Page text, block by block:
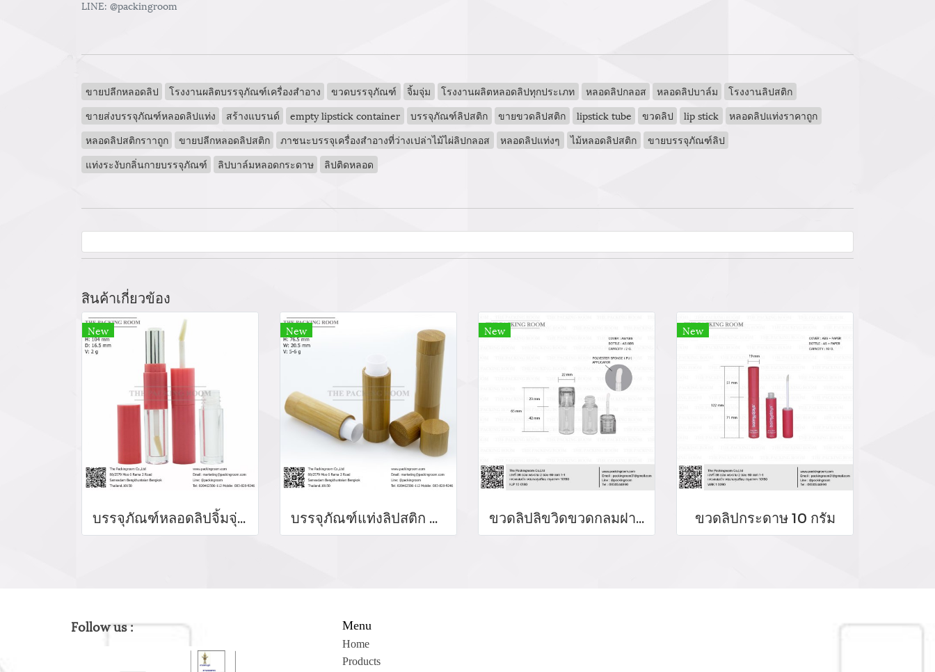
LINE: @packingroom
ขายปลีกหลอดลิป โรงงานผลิตบรรจุภัณฑ์เครื่องสำอาง ขวดบรรจุภัณฑ์ จิ้มจุ่ม โรงงานผลิตหลอดลิปทุกประเภท หลอดลิปกลอส หลอดลิปบาล์ม
โรงงานลิปสติก
ขายส่งบรรจุภัณฑ์หลอดลิปแท่ง
สร้างแบรนด์ empty lipstick container บรรจุภัณฑ์ลิปสติก ขายขวดลิปสติก lipstick tube ขวดลิป lip stick
หลอดลิปแท่งราคาถูก
หลอดลิปสติกราาถูก
ขายปลีกหลอดลิปสติก ภาชนะบรรจุเครื่องสำอางที่ว่างเปล่าไม้ไผ่ลิปกลอส หลอดลิปแท่งๆ ไม้หลอดลิปสติก
ขายบรรจุภัณฑ์ลิป
แท่งระงับกลิ่นกายบรรจุภัณฑ์
ลิปบาล์มหลอดกระดาษ ลิปติดหลอด
สินค้าเกี่ยวข้อง
New
บรรจุภัณฑ์หลอดลิปจิ้มจุ่ม หลอดลิปกลอส bottle lip gloss/ lip bottle ขวดลิป บรรจุภัณฑ์ใส่ลิป จำหน่ายบรรจุภัณฑ์เครื่องสำอางรรจุภัณฑ์เครื่องสำอางทุกประเภท
New
บรรจุภัณฑ์แท่งลิปสติก หลอดลิปแท่ง Lip stick package/ Lip tube สีแดงเงาฝาปิดแม่เหล็ก จำหน่ายบรรจุภัณฑ์เครื่องสำอางทุกประเภท
New
ขวดลิปลิขวิดขวดกลมฝาเหลี่ยม
New
ขวดลิปกระดาษ 10 กรัม
Follow us : Menu
Home
Products